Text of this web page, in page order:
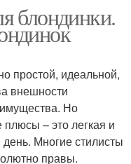
блондинки.
простой, идеальной,
внешности
Но
– это легкая и
Многие стилисты
правы.